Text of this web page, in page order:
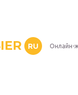
RU Онлайн-